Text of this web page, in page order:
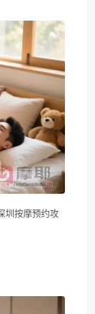
圳按摩预约攻